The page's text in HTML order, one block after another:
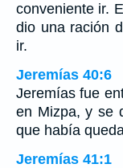
conveniente ir.
dio una ración
ir.
Jeremías 40:6
Jeremías fue
en Mizpa, y se
que había
Jeremías 41:1